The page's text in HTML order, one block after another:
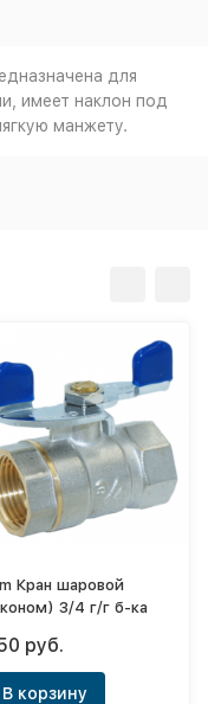
для
имеет наклон под
манжету.
Кран шаровой
3/4 г/г б-ка
руб.
В корзину